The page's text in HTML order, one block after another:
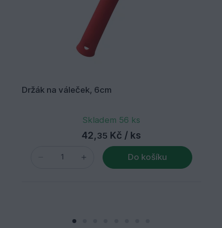
Držák na váleček, 6cm
Skladem 56 ks
42, 35 Kč / ks
Do košíku